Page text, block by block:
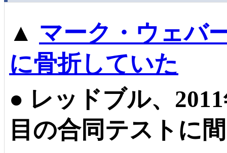
▲ マーク・ウェバ
に骨折していた
● レッドブル、
目の合同テストに